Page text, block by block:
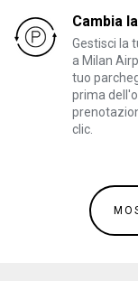
Cambia
Gestisci la
a Milan
tuo
prima
clic.